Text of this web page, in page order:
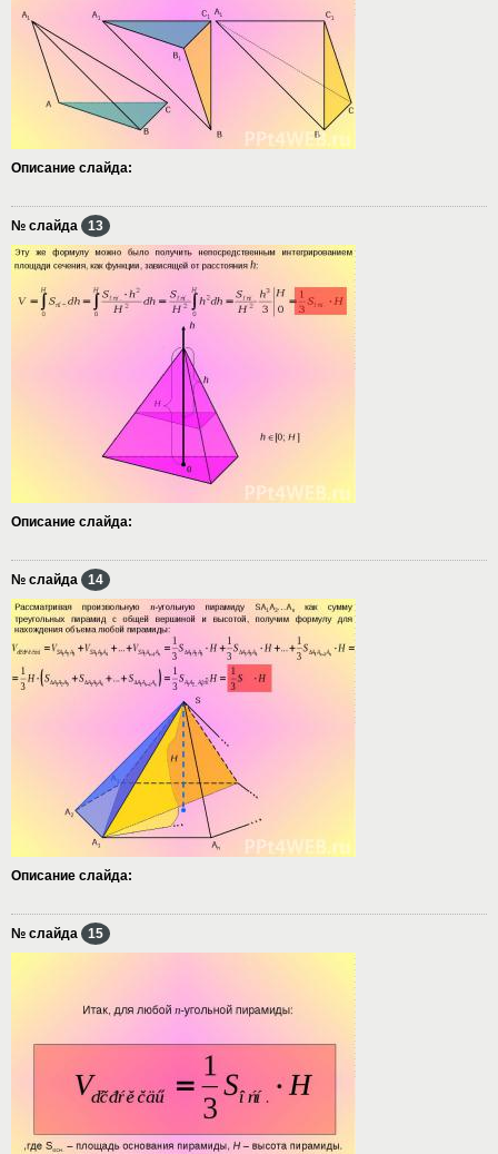
Описание слайда:
№ слайда 13
Описание слайда:
№ слайда 14
Описание слайда:
№ слайда 15